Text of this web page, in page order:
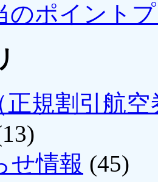
のポイント
正規割引航空
せ情報 (45)